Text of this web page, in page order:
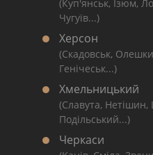
(Куп'янськ, Ізюм,
Чугуїв...)
Херсон
(Скадовськ,
Генічеськ...)
Хмельницький
(Славута,
Подільський...)
Черкаси